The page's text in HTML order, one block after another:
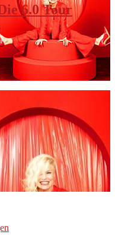
6.0 Tour